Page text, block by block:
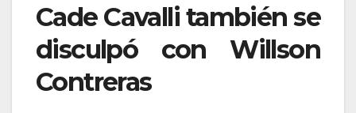
Cade Cavalli también se
disculpó con Willson
Contreras